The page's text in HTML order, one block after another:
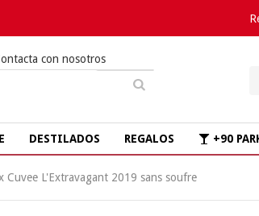
con nosotros
DESTILADOS REGALOS +90
Cuvee L'Extravagant 2019 sans soufre